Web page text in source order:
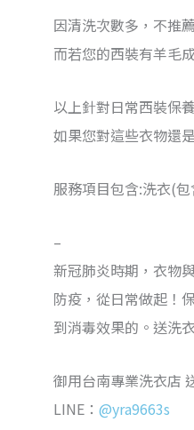
因清洗次數多，不推
而若您的西裝有羊毛
以上針對日常西裝保
如果您對這些衣物還
服務項目包含:洗衣(
–
新冠肺炎時期，衣物
防疫，從日常做起！
到消毒效果的。送洗
御用台南專業洗衣店
LINE： @yra9663s